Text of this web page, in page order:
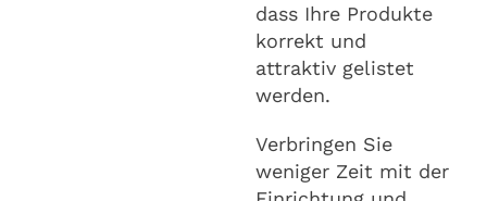
dass Ihre Produkte
korrekt und
attraktiv gelistet
werden.
Verbringen Sie
weniger Zeit mit der